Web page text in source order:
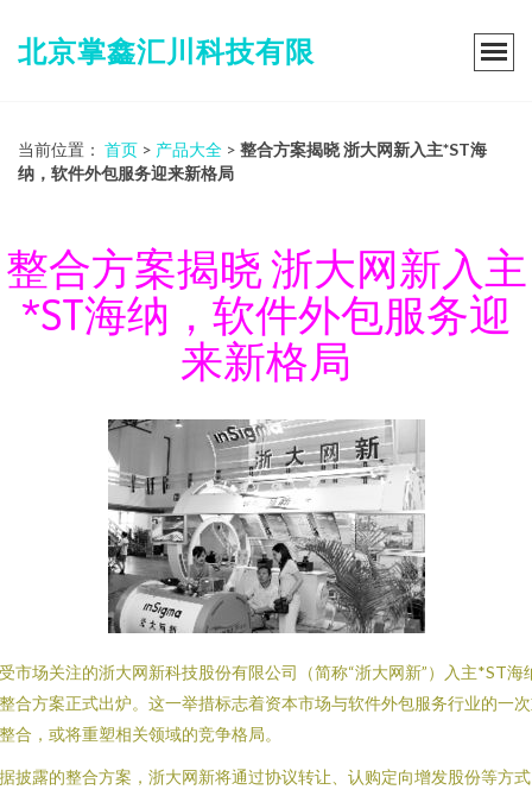
北京掌鑫汇川科技有限
当前位置： 首页 > 产品大全 > 整合方案揭晓 浙大网新入主*ST海
纳，软件外包服务迎来新格局
整合方案揭晓 浙大网新入主
*ST海纳，软件外包服务迎
来新格局
市场关注的浙大网新科技股份有限公司（简称“浙大网新”）入主*ST海
合方案正式出炉。这一举措标志着资本市场与软件外包服务行业的一
合，或将重塑相关领域的竞争格局。
披露的整合方案，浙大网新将通过协议转让、认购定向增发股份等方